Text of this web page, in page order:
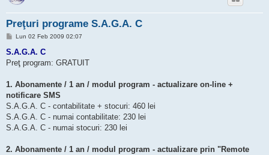
Preţuri programe S.A.G.A. C
M
s
j
Lun 02 Feb 2009 02:07
S.A.G.A. C
Preţ program: GRATUIT
1. Abonamente / 1 an / modul program - actualizare on-line +
notificare SMS
S.A.G.A. C - contabilitate + stocuri: 460 lei
S.A.G.A. C - numai contabilitate: 230 lei
S.A.G.A. C - numai stocuri: 230 lei
2. Abonamente / 1 an / modul program - actualizare prin "Remote